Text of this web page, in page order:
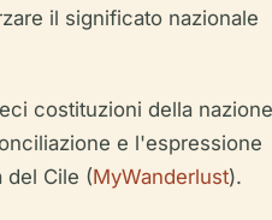
il significato nazionale
costituzioni della
e l'espressione
del Cile (MyWanderlust).